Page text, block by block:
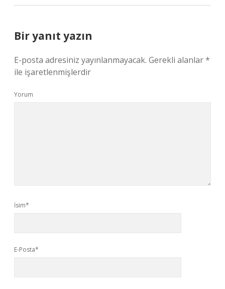
Bir yanıt yazın
E-posta adresiniz yayınlanmayacak. Gerekli alanlar*
ile işaretlenmişlerdir
Yorum
İsim*
E-Posta*